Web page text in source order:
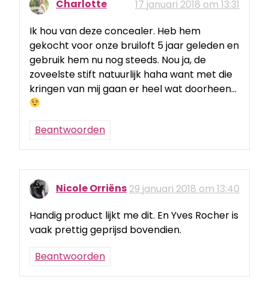
Charlotte
17 januari 2018 om 13:31
Ik hou van deze concealer. Heb hem
gekocht voor onze bruiloft 5 jaar geleden en
gebruik hem nu nog steeds. Nou ja, de
zoveelste stift natuurlijk haha want met die
kringen van mij gaan er heel wat doorheen…
Beantwoorden
Nicole Orriëns 29 januari 2018 om 13:40
Handig product lijkt me dit. En Yves Rocher is
vaak prettig geprijsd bovendien.
Beantwoorden